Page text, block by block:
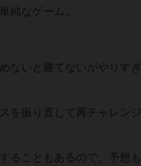
純なゲーム。
ないと勝てないがやりす
を振り直して再チャレン
ることもあるので、予想